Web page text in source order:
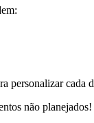
personalizar cada
não planejados!